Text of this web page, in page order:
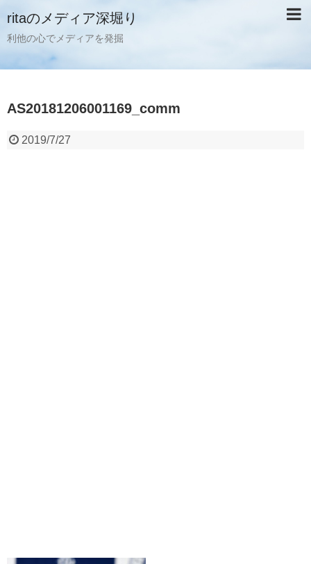
ritaのメディア深堀り
利他の心でメディアを発掘
AS20181206001169_comm
2019/7/27